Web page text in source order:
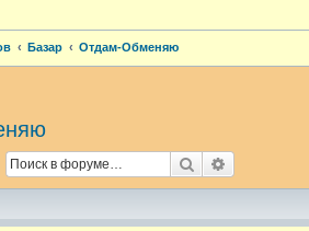
Базар Отдам-Обменяю
Поиск